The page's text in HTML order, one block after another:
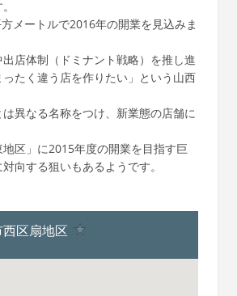
メートルで2016年の開業を見込みま
店体制（ドミナント戦略）を推し進
たく違う店を作りたい」という山西
は異なる名称をつけ、新業態の店舗に
区」に2015年度の開業を目指す巨
向する狙いもあるようです。